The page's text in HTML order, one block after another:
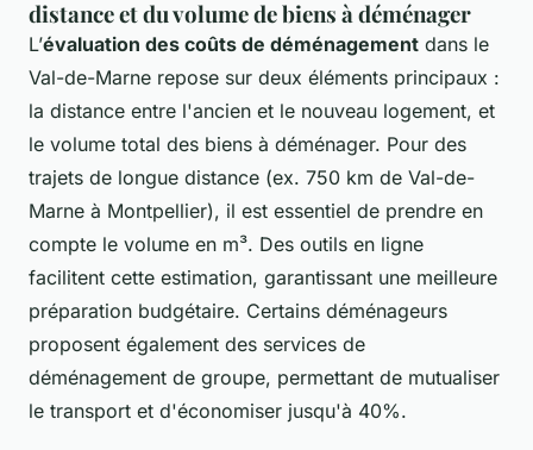
distance et du volume de biens à déménager
L’évaluation des coûts de déménagement dans le
Val-de-Marne repose sur deux éléments principaux :
la distance entre l'ancien et le nouveau logement, et
le volume total des biens à déménager. Pour des
trajets de longue distance (ex. 750 km de Val-de-
Marne à Montpellier), il est essentiel de prendre en
compte le volume en m³. Des outils en ligne
facilitent cette estimation, garantissant une meilleure
préparation budgétaire. Certains déménageurs
proposent également des services de
déménagement de groupe, permettant de mutualiser
le transport et d'économiser jusqu'à 40%.